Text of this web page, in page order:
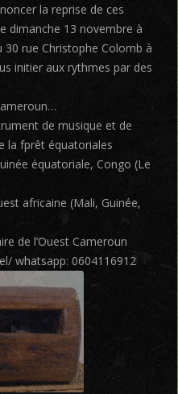
la reprise de ces
dimanche 13 novembre à
30 rue Christophe Colomb à
initier aux rythmes par des
de musique et de
la fprêt équatoriales
équatoriale, Congo (Le
africaine (Mali, Guinée,
de l’Ouest Cameroun
whatsapp: 0604116912